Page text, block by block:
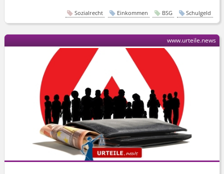
Sozialrecht Einkommen BSG Schulgeld
www.urteile.news